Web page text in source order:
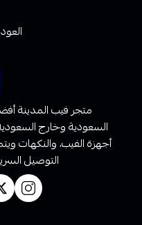
متجر فيب المدينة
السعودية وخارج
أجهزة الفيب، والنكهات
التوصيل